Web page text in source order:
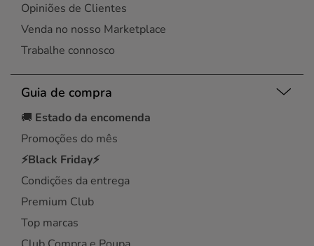
Opiniões de Clientes
Venda no nosso Marketplace
Trabalhe connosco
Guia de compra
🚚 Estado da encomenda
Promoções do mês
⚡Black Friday⚡
Condições da entrega
Premium Club
Top marcas